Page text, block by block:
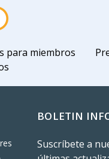
para miembros
BOLETIN
Suscríbete a